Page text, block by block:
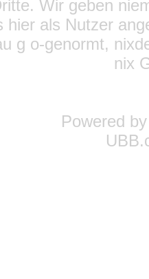
Wir geben
hier als Nutzer
g o-genormt,
nix
Powered